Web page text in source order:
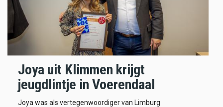
Joya uit Klimmen krijgt
jeugdlintje in Voerendaal
Joya was als vertegenwoordiger van Limburg